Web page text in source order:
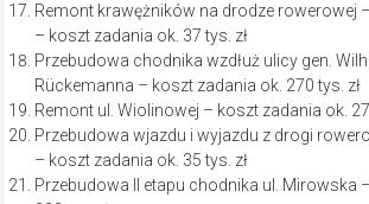
Remont krawężników na drodze rowerowej
– koszt zadania ok. 37 tys. zł
Przebudowa chodnika wzdłuż ulicy gen.
Rückemanna – koszt zadania ok. 270 tys. zł
Remont ul. Wiolinowej – koszt zadania ok. 27
Przebudowa wjazdu i wyjazdu z drogi
– koszt zadania ok. 35 tys. zł
Przebudowa II etapu chodnika ul. Mirowska